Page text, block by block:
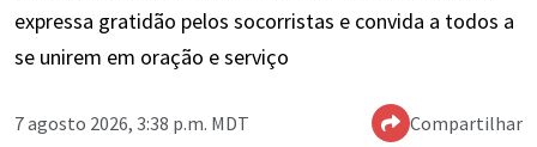
expressa gratidão pelos socorristas e convida a todos a
se unirem em oração e serviço
7 agosto 2026, 3:38 p.m. MDT Compartilhar